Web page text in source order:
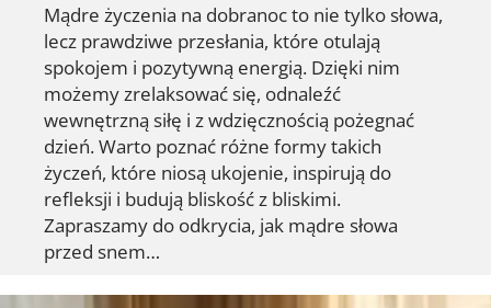
Mądre życzenia na dobranoc to nie tylko słowa,
lecz prawdziwe przesłania, które otulają
spokojem i pozytywną energią. Dzięki nim
możemy zrelaksować się, odnaleźć
wewnętrzną siłę i z wdzięcznością pożegnać
dzień. Warto poznać różne formy takich
życzeń, które niosą ukojenie, inspirują do
refleksji i budują bliskość z bliskimi.
Zapraszamy do odkrycia, jak mądre słowa
przed snem…